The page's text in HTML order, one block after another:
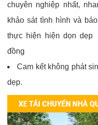
chuyên nghiệp nhất,
khảo sát tình hình và
thực hiện hiện dọn
đồng
Cam kết không phát
dẹp.